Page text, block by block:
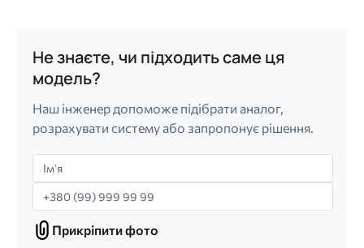
Не знаєте, чи підходить саме ця
модель?
Наш інженер допоможе підібрати аналог,
розрахувати систему або запропонує рішення.
Імʼя
Телефон
Прикріпити
Прикріпити фото